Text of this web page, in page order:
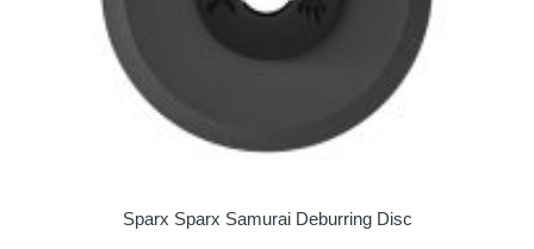
Sparx Sparx Samurai Deburring Disc